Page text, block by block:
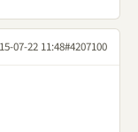
07-22 11:48#4207100